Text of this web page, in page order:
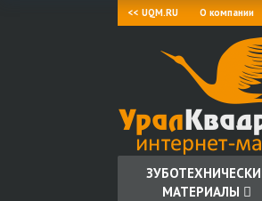
<< UQM.RU О компании
МАТЕРИАЛЫ